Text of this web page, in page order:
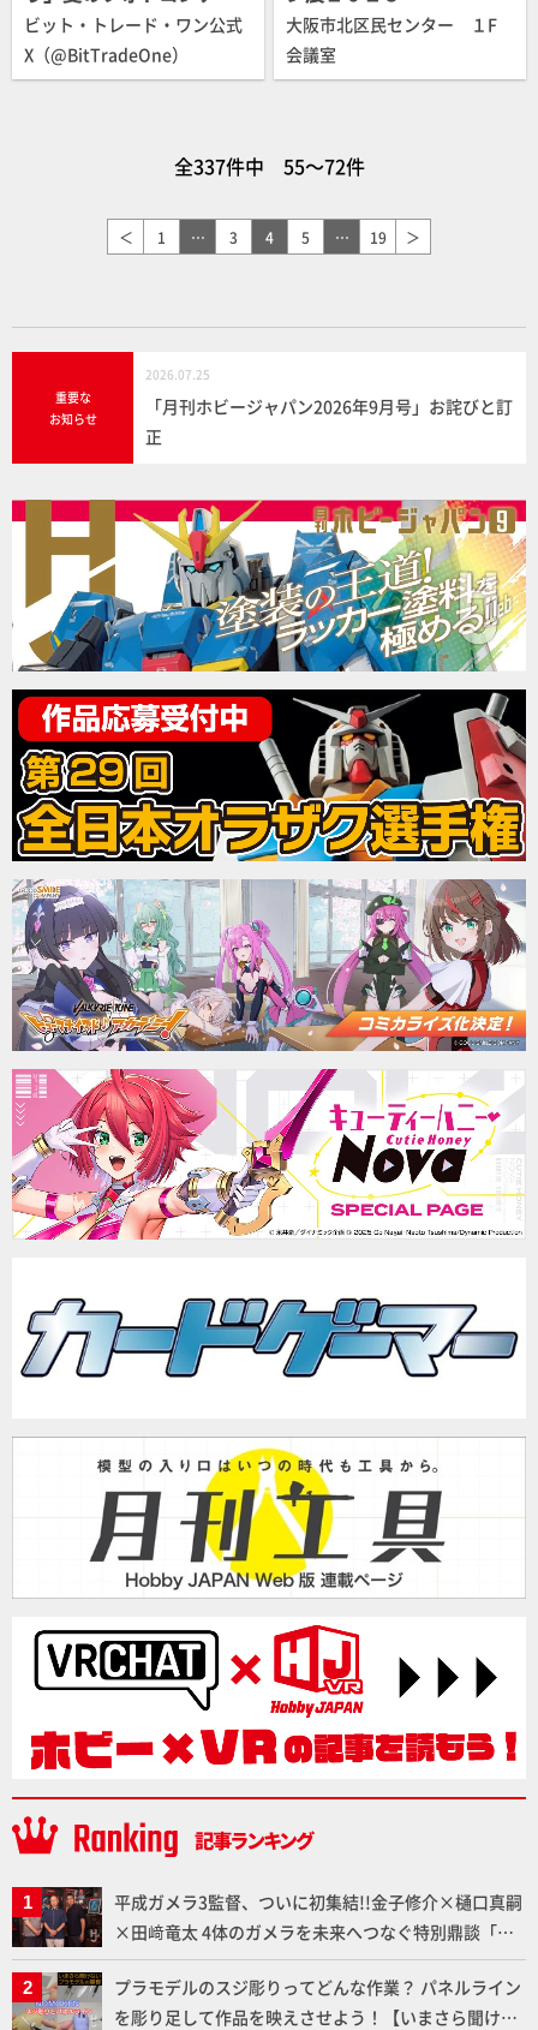
ト 2025
ビット・トレード・ワン公式
X（@BitTradeOne）
大阪市北区民センター １F
会議室
全337件中 55～72件
＜ 1 … 3 4 5 … 19 ＞
重要な
お知らせ
2026.07.25
「月刊ホビージャパン2026年9月号」お詫びと訂
正
平成ガメラ3監督、ついに初集結!!金子修介×樋口真嗣
×田﨑竜太 4体のガメラを未来へつなぐ特別鼎談「ガ
メラ永久保存化プロジェクト FINAL」
プラモデルのスジ彫りってどんな作業？ パネルライン
を彫り足して作品を映えさせよう！【いまさら聞けな